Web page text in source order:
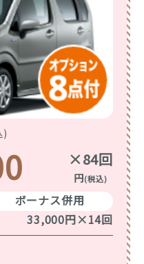
)
×84回
円(税込)
ボーナス併用
33,000円×14回